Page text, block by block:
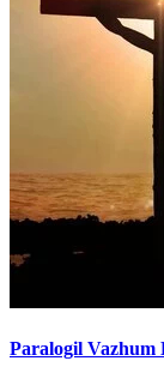
Paralogil Vazhum